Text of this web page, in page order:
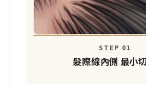
STEP 01
髮際線內側 最小